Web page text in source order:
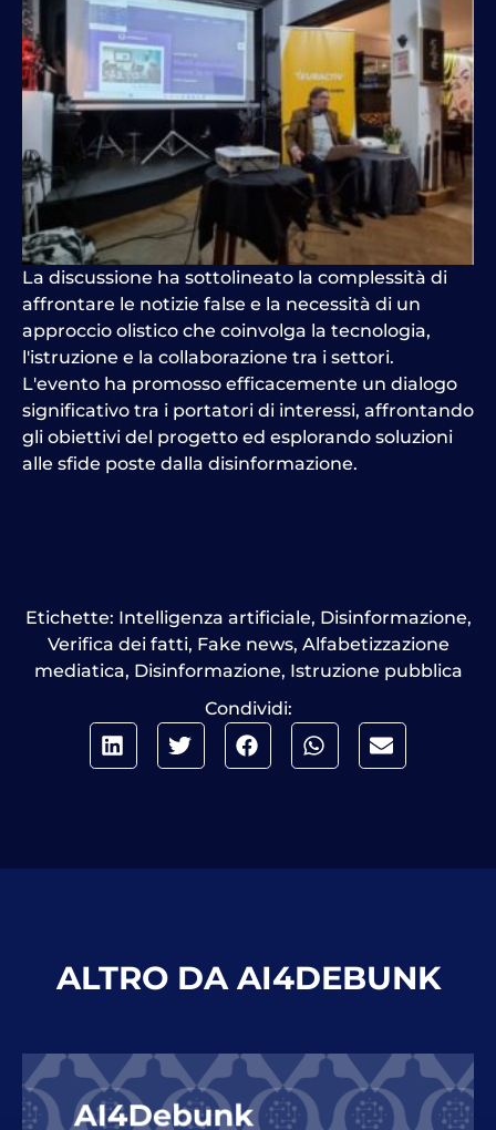
La discussione ha sottolineato la complessità di
affrontare le notizie false e la necessità di un
approccio olistico che coinvolga la tecnologia,
l'istruzione e la collaborazione tra i settori.
L'evento ha promosso efficacemente un dialogo
significativo tra i portatori di interessi, affrontando
gli obiettivi del progetto ed esplorando soluzioni
alle sfide poste dalla disinformazione.
Etichette: Intelligenza artificiale, Disinformazione,
Verifica dei fatti, Fake news, Alfabetizzazione
mediatica, Disinformazione, Istruzione pubblica
Condividi:
ALTRO DA AI4DEBUNK